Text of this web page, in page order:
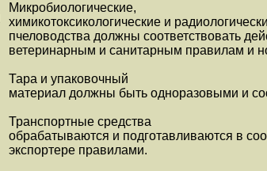
Микробиологические,
химикотоксикологические и
пчеловодства должны соответствовать
ветеринарным и санитарным правилам и
Тара и упаковочный
материал должны быть одноразовыми и
Транспортные средства
обрабатываются и подготавливаются в
экспортере правилами.